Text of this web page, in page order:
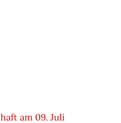
am 09. Juli